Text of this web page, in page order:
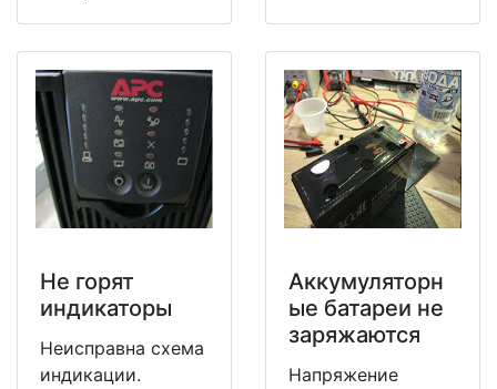
Не горят
индикаторы
Неисправна схема
индикации.
Аккумуляторн
ые батареи не
заряжаются
Напряжение